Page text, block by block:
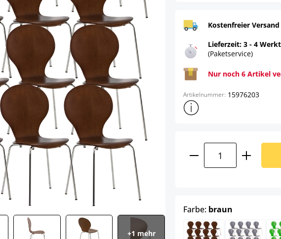
+1 mehr
Kostenfreier
Lieferzeit: 3 - 4
(Paketservice)
Nur noch 6 Artikel
Artikelnummer: 15976203
Weitere
Produkt Anzahl:
Farbe: braun